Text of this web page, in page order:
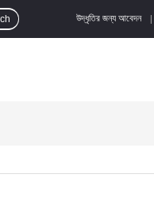
উদ্ধৃতির জন্য আবেদন